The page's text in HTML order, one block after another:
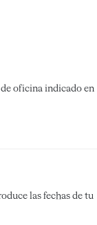
oficina indicado en
las fechas de tu